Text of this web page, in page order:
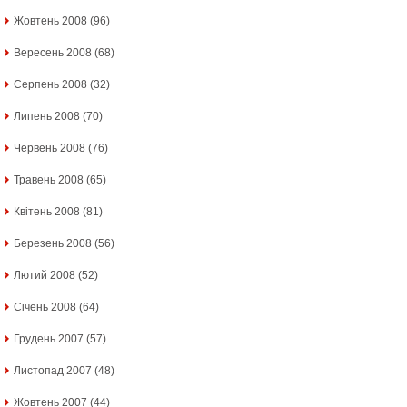
Жовтень 2008 (96)
Вересень 2008 (68)
Серпень 2008 (32)
Липень 2008 (70)
Червень 2008 (76)
Травень 2008 (65)
Квітень 2008 (81)
Березень 2008 (56)
Лютий 2008 (52)
Січень 2008 (64)
Грудень 2007 (57)
Листопад 2007 (48)
Жовтень 2007 (44)